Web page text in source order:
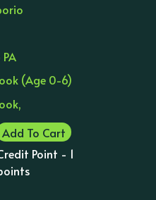
PA
(Age 0-6)
Add To Cart
Point - 1